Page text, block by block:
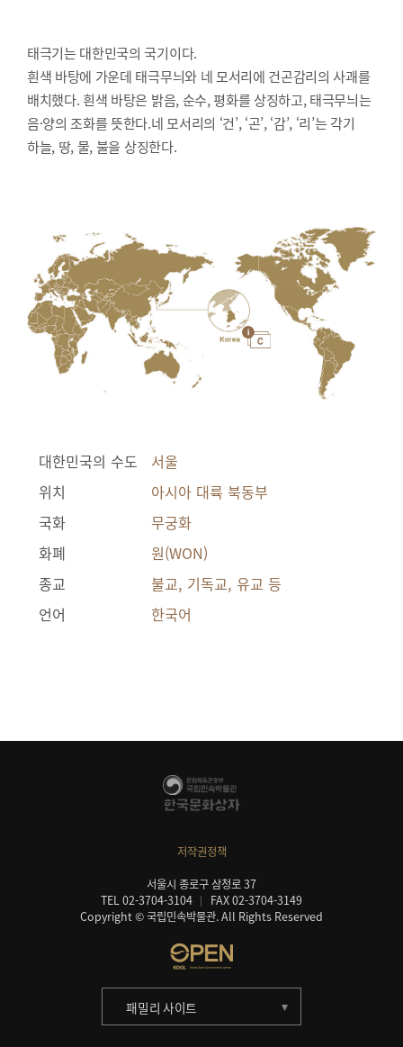
태극기는 대한민국의 국기이다.
흰색 바탕에 가운데 태극무늬와 네 모서리에 건곤감리의 사괘를
배치했다. 흰색 바탕은 밝음, 순수, 평화를 상징하고, 태극무늬는
음·양의 조화를 뜻한다.네 모서리의 ‘건’, ‘곤’, ‘감’, ‘리’는 각기
하늘, 땅, 물, 불을 상징한다.
대한민국의 수도
서울
위치
아시아 대륙 북동부
국화
무궁화
화폐
원(WON)
종교
불교, 기독교, 유교 등
언어
한국어
저작권정책
서울시 종로구 삼청로 37
TEL 02-3704-3104
FAX 02-3704-3149
Copyright © 국립민속박물관. All Rights Reserved
패밀리 사이트